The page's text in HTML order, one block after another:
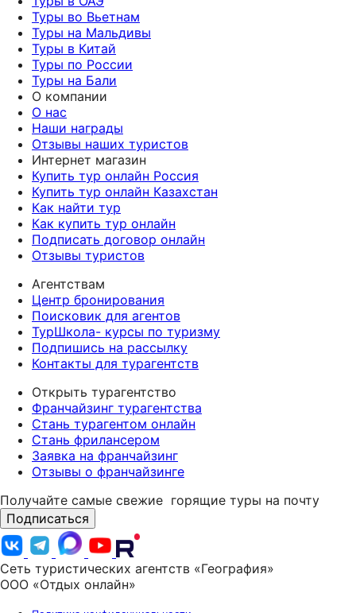
Туры во Вьетнам
Туры на Мальдивы
Туры в Китай
Туры по России
Туры на Бали
О компании
О нас
Наши награды
Отзывы наших туристов
Интернет магазин
Купить тур онлайн Россия
Купить тур онлайн Казахстан
Как найти тур
Как купить тур онлайн
Подписать договор онлайн
Отзывы туристов
Агентствам
Центр бронирования
Поисковик для агентов
ТурШкола- курсы по туризму
Подпишись на рассылку
Контакты для турагентств
Открыть турагентство
Франчайзинг турагентства
Стань турагентом онлайн
Стань фрилансером
Заявка на франчайзинг
Отзывы о франчайзинге
Получайте самые свежие горящие туры на почту
Подписаться
Сеть туристических агентств «География»
ООО «Отдых онлайн»